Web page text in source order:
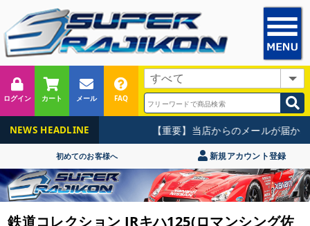
ログイン カート メール FAQ
NEWS HEADLINE 【重要】当店からのメールが届かな
初めてのお客様へ 新規アカウント登録
鉄道コレクション JRキハ125(ロマンシング佐